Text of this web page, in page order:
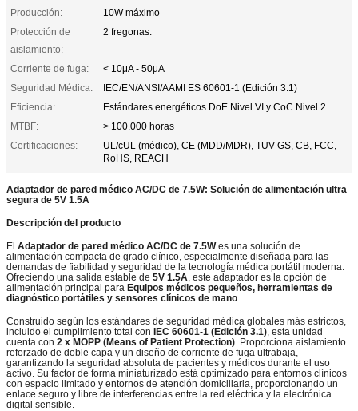
Producción:
10W máximo
Protección de
aislamiento:
2 fregonas.
Corriente de fuga:
< 10μA - 50μA
Seguridad Médica:
IEC/EN/ANSI/AAMI ES 60601-1 (Edición 3.1)
Eficiencia:
Estándares energéticos DoE Nivel VI y CoC Nivel 2
MTBF:
> 100.000 horas
Certificaciones:
UL/cUL (médico), CE (MDD/MDR), TUV-GS, CB, FCC,
RoHS, REACH
Adaptador de pared médico AC/DC de 7.5W: Solución de alimentación ultra
segura de 5V 1.5A
Descripción del producto
El Adaptador de pared médico AC/DC de 7.5Wes una solución de
alimentación compacta de grado clínico, especialmente diseñada para las
demandas de fiabilidad y seguridad de la tecnología médica portátil moderna.
Ofreciendo una salida estable de 5V 1.5A, este adaptador es la opción de
alimentación principal para Equipos médicos pequeños, herramientas de
diagnóstico portátiles y sensores clínicos de mano.
Construido según los estándares de seguridad médica globales más estrictos,
incluido el cumplimiento total con IEC 60601-1 (Edición 3.1), esta unidad
cuenta con 2 x MOPP (Means of Patient Protection). Proporciona aislamiento
reforzado de doble capa y un diseño de corriente de fuga ultrabaja,
garantizando la seguridad absoluta de pacientes y médicos durante el uso
activo. Su factor de forma miniaturizado está optimizado para entornos clínicos
con espacio limitado y entornos de atención domiciliaria, proporcionando un
enlace seguro y libre de interferencias entre la red eléctrica y la electrónica
digital sensible.